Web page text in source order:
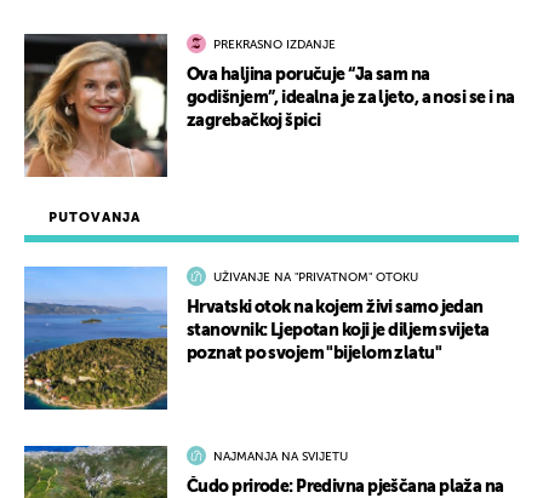
PUTOVANJA
UŽIVANJE NA "PRIVATNOM" OTOKU
Hrvatski otok na kojem živi samo jedan
stanovnik: Ljepotan koji je diljem svijeta
poznat po svojem "bijelom zlatu"
NAJMANJA NA SVIJETU
Čudo prirode: Predivna pješčana plaža na
PREKRASNO IZDANJE
Ova haljina poručuje “Ja sam na
godišnjem”, idealna je za ljeto, a nosi se i na
zagrebačkoj špici